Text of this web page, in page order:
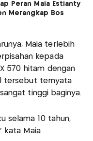
Peran Maia Estianty
Merangkap Bos
Maia terlebih
kepada
570 hitam dengan
tersebut ternyata
tinggi baginya.
selama 10 tahun,
kata Maia